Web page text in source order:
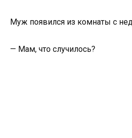
Муж появился из комнаты с
— Мам, что случилось?